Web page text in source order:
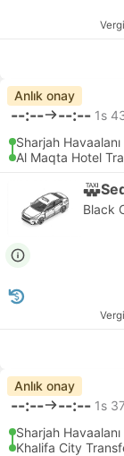
Anlık onay
--:-- --:-- 1s
Sharjah Havaalanı
Al Maqta Hotel
Black
Anlık onay
--:-- --:-- 1s
Sharjah Havaalanı
Khalifa City